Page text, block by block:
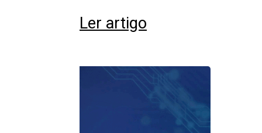
Ler artigo